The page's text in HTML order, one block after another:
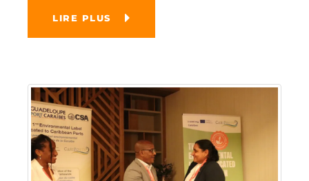
LIRE PLUS